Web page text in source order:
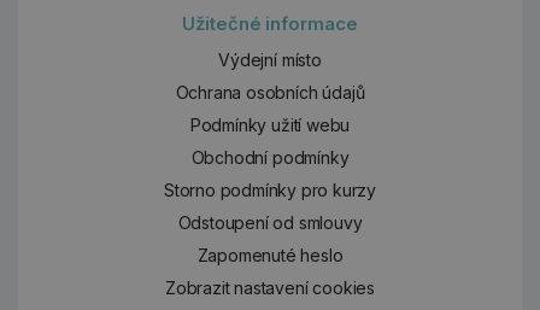
Užitečné informace
Výdejní místo
Ochrana osobních údajů
Podmínky užití webu
Obchodní podmínky
Storno podmínky pro kurzy
Odstoupení od smlouvy
Zapomenuté heslo
Zobrazit nastavení cookies